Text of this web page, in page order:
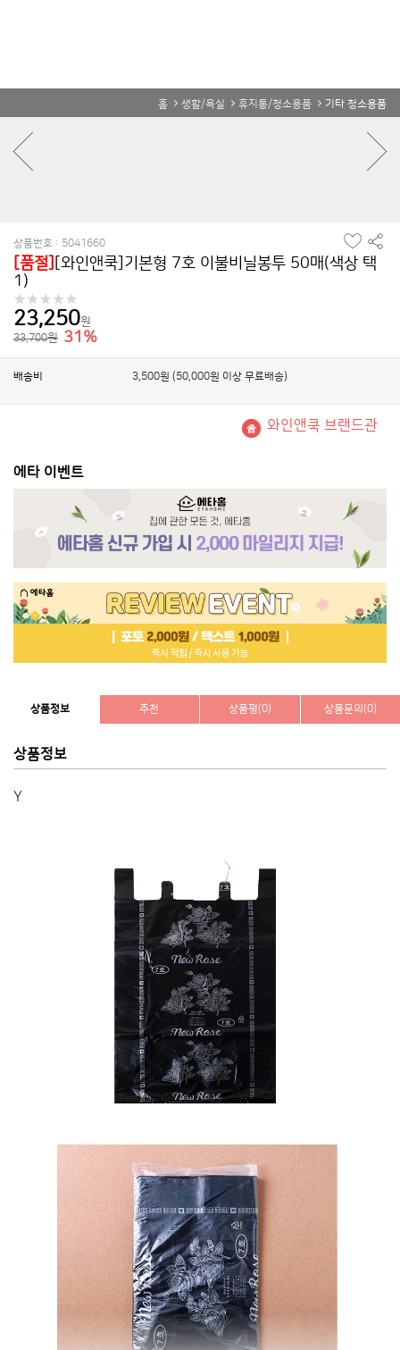
홈 생활/욕실 휴지통/청소용품 기타 청소용품
상품번호 : 5041660
[품절] [와인앤쿡]기본형 7호 이불비닐봉투 50매(색상 택
1)
23,250원
33,700원 31%
찜
하
기
공
배송비 3,500원 (50,000원 이상 무료배송)
와인앤쿡 브랜드관
에타 이벤트
상품정보 추천 상품평(0) 상품문의(0)
상품정보
Y